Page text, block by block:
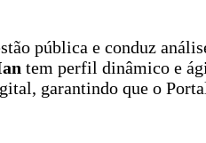
pública e conduz
tem perfil dinâmico e
garantindo que o